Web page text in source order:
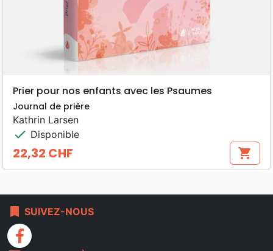
Prier pour nos enfants avec les Psaumes
Journal de prière
Kathrin Larsen
check Disponible
Prix
22,32 CHF shopping_cart
bookmark SUIVEZ-NOUS
facebook